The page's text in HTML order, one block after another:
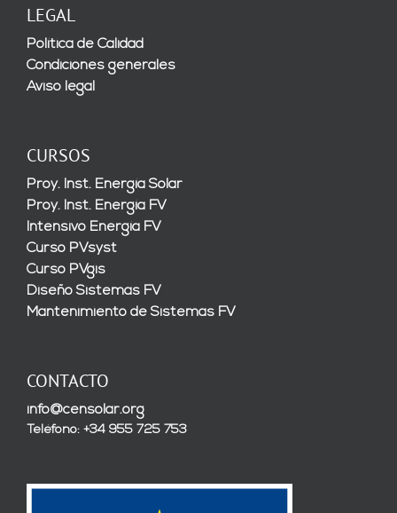
LEGAL
Política de Calidad
Condiciones generales
Aviso legal
CURSOS
Proy. Inst. Energía Solar
Proy. Inst. Energía FV
Intensivo Energía FV
Curso PVsyst
Curso PVgis
Diseño Sistemas FV
Mantenimiento de Sistemas FV
CONTACTO
info@censolar.org
Teléfono: +34 955 725 753